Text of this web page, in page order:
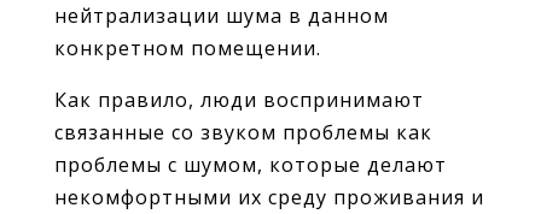
нейтрализации шума в данном
конкретном помещении.
Как правило, люди воспринимают
связанные со звуком проблемы как
проблемы с шумом, которые делают
некомфортными их среду проживания и